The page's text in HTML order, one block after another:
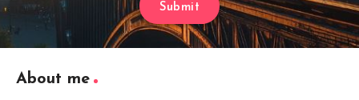
Submit
About me